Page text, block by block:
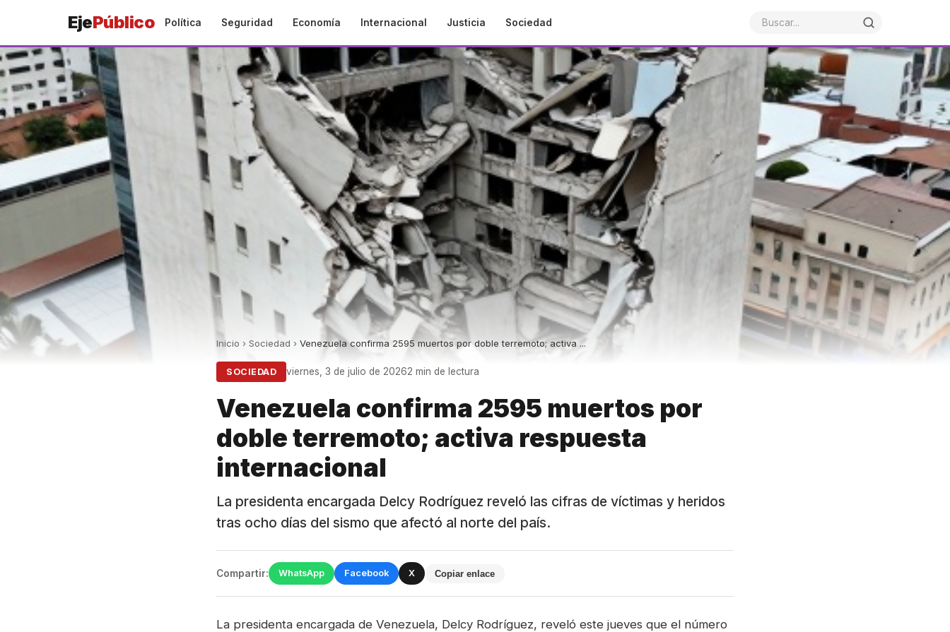
EjePúblico Política Seguridad Economía Internacional Justicia Sociedad
Inicio › Sociedad › Venezuela confirma 2595 muertos por doble terremoto; activa ...
SOCIEDAD viernes, 3 de julio de 20262 min de lectura
Venezuela confirma 2595 muertos por
doble terremoto; activa respuesta
internacional
La presidenta encargada Delcy Rodríguez reveló las cifras de víctimas y heridos
tras ocho días del sismo que afectó al norte del país.
Compartir: WhatsApp Facebook X Copiar enlace
La presidenta encargada de Venezuela, Delcy Rodríguez, reveló este jueves que el número